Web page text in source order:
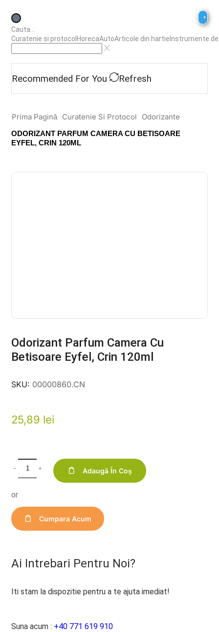
Cauta...
Curatenie si protocolHorecaAutoArticole din hartieInstrumente
Recommended For You Refresh
0
Prima Pagină Curatenie Si Protocol Odorizante
ODORIZANT PARFUM CAMERA CU BETISOARE
EYFEL, CRIN 120ML
Odorizant Parfum Camera Cu
Betisoare Eyfel, Crin 120ml
SKU: 00000860.CN
25,89 lei
Adaugă În Coș
or
Cumpara Acum
Ai Intrebari Pentru Noi?
Iti stam la dispozitie pentru a te ajuta imediat!
Suna acum : +40 771 619 910